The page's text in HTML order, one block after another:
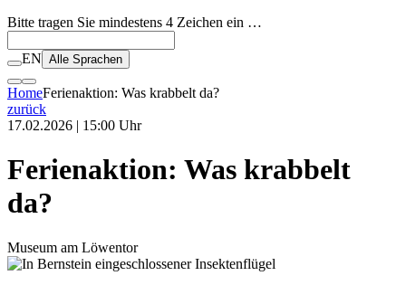
Bitte tragen Sie mindestens 4 Zeichen ein …
EN Alle Sprachen
HomeFerienaktion: Was krabbelt da?
zurück
17.02.2026 | 15:00 Uhr
Ferienaktion: Was krabbelt
da?
Museum am Löwentor